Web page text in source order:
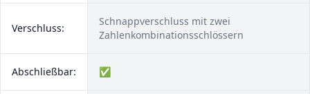
Verschluss:
Schnappverschluss mit zwei
Zahlenkombinationsschlössern
Abschließbar: ✅